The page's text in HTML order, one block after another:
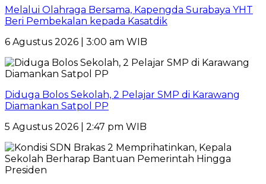
Melalui Olahraga Bersama, Kapengda Surabaya YHT
Beri Pembekalan kepada Kasatdik
6 Agustus 2026 | 3:00 am WIB
Diduga Bolos Sekolah, 2 Pelajar SMP di Karawang
Diamankan Satpol PP
5 Agustus 2026 | 2:47 pm WIB